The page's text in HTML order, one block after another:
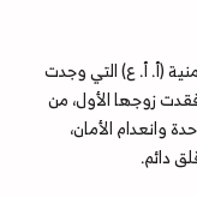
(أ. أ. ع) التي وجدت
زوجها الأول، من
وانعدام الأمان،
دائم.